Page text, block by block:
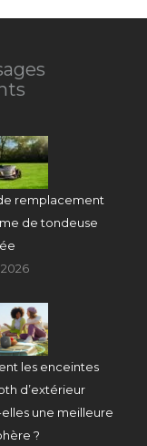
remplacement
de tondeuse
les enceintes
d’extérieur
une meilleure
?